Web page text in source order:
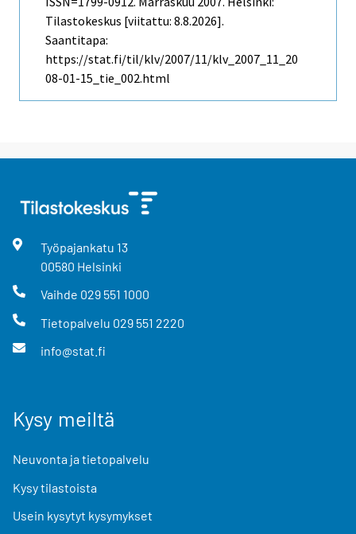
Tilastokeskus [viitattu: 8.8.2026].
Saantitapa:
https://stat.fi/til/klv/2007/11/klv_2007_11_20
08-01-15_tie_002.html
Työpajankatu 13
00580 Helsinki
Vaihde 029 551 1000
Tietopalvelu 029 551 2220
info@stat.fi
Kysy meiltä
Neuvonta ja tietopalvelu
Kysy tilastoista
Usein kysytyt kysymykset